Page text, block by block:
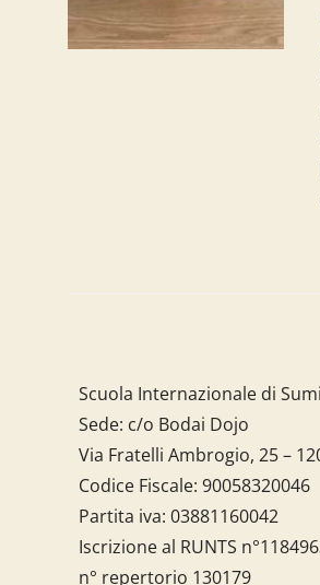
Scuola Internazionale di
Sede: c/o Bodai Dojo
Via Fratelli Ambrogio, 25 –
Codice Fiscale: 90058320046
Partita iva: 03881160042
Iscrizione al RUNTS
n° repertorio 130179